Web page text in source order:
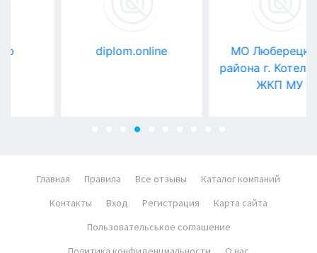
diplom.online
МО Люберецкого
района г. Котельники
Главная Правила Все отзывы
Каталог компаний
Контакты
Вход Регистрация
Карта сайта
Пользовательськое соглашение